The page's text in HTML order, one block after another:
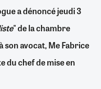
a dénoncé jeudi 3
" de la chambre
son avocat, Me Fabrice
du chef de mise en